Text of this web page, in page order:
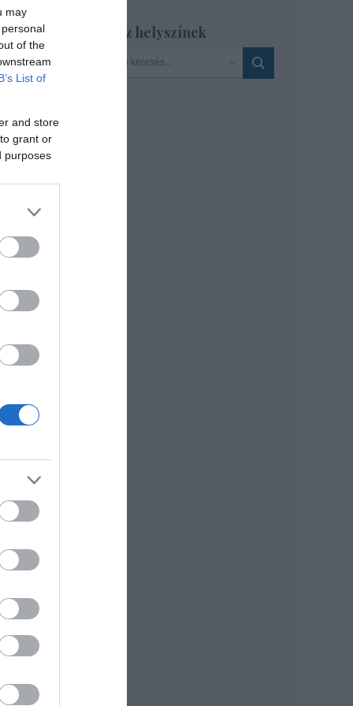
may
of the
List of
and store
grant or
purposes
Szinház helyszínek